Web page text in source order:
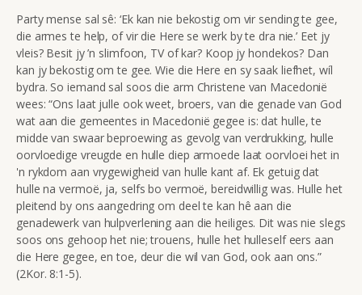
Party mense sal sê: ‘Ek kan nie bekostig om vir sending te gee,
die armes te help, of vir die Here se werk by te dra nie.’ Eet jy
vleis? Besit jy ’n slimfoon, TV of kar? Koop jy hondekos? Dan
kan jy bekostig om te gee. Wie die Here en sy saak liefhet, wíl
bydra. So iemand sal soos die arm Christene van Macedonië
wees: “Ons laat julle ook weet, broers, van die genade van God
wat aan die gemeentes in Macedonië gegee is: dat hulle, te
midde van swaar beproewing as gevolg van verdrukking, hulle
oorvloedige vreugde en hulle diep armoede laat oorvloei het in
'n rykdom aan vrygewigheid van hulle kant af. Ek getuig dat
hulle na vermoë, ja, selfs bo vermoë, bereidwillig was. Hulle het
pleitend by ons aangedring om deel te kan hê aan die
genadewerk van hulpverlening aan die heiliges. Dit was nie slegs
soos ons gehoop het nie; trouens, hulle het hulleself eers aan
die Here gegee, en toe, deur die wil van God, ook aan ons.”
(2Kor. 8:1-5).